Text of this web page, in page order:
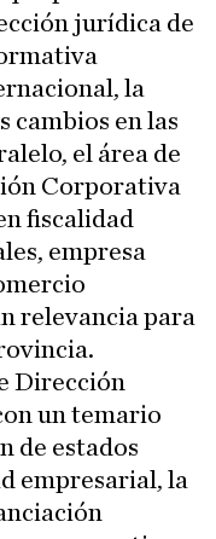
jurídica de
la
cambios en las
el área de
Corporativa
fiscalidad
empresa
relevancia para
Dirección
un temario
de estados
empresarial, la